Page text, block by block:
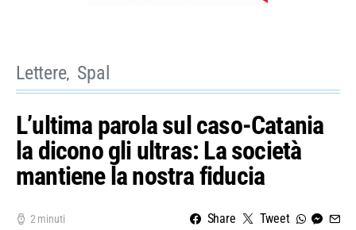
Lettere Spal
L’ultima parola sul caso-Catania
la dicono gli ultras: La società
mantiene la nostra fiducia
2 minuti Share Tweet